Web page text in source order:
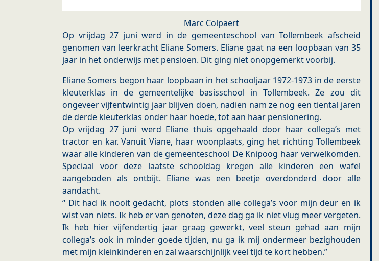
Marc Colpaert
Op vrijdag 27 juni werd in de gemeenteschool van Tollembeek afscheid
genomen van leerkracht Eliane Somers. Eliane gaat na een loopbaan van 35
jaar in het onderwijs met pensioen. Dit ging niet onopgemerkt voorbij.
Eliane Somers begon haar loopbaan in het schooljaar 1972-1973 in de eerste
kleuterklas in de gemeentelijke basisschool in Tollembeek. Ze zou dit
ongeveer vijfentwintig jaar blijven doen, nadien nam ze nog een tiental jaren
de derde kleuterklas onder haar hoede, tot aan haar pensionering.
Op vrijdag 27 juni werd Eliane thuis opgehaald door haar collega’s met
tractor en kar. Vanuit Viane, haar woonplaats, ging het richting Tollembeek
waar alle kinderen van de gemeenteschool De Knipoog haar verwelkomden.
Speciaal voor deze laatste schooldag kregen alle kinderen een wafel
aangeboden als ontbijt. Eliane was een beetje overdonderd door alle
aandacht.
“ Dit had ik nooit gedacht, plots stonden alle collega’s voor mijn deur en ik
wist van niets. Ik heb er van genoten, deze dag ga ik niet vlug meer vergeten.
Ik heb hier vijfendertig jaar graag gewerkt, veel steun gehad aan mijn
collega’s ook in minder goede tijden, nu ga ik mij ondermeer bezighouden
met mijn kleinkinderen en zal waarschijnlijk veel tijd te kort hebben.”